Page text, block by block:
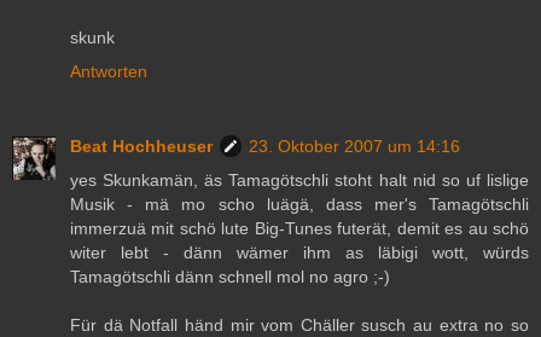
skunk
Antworten
Beat Hochheuser
23. Oktober 2007 um 14:16
yes Skunkamän, äs Tamagötschli stoht halt nid so uf lislige
Musik - mä mo scho luägä, dass mer's Tamagötschli
immerzuä mit schö lute Big-Tunes futerät, demit es au schö
witer lebt - dänn wämer ihm as läbigi wott, würds
Tamagötschli dänn schnell mol no agro ;-)
Für dä Notfall händ mir vom Chäller susch au extra no so